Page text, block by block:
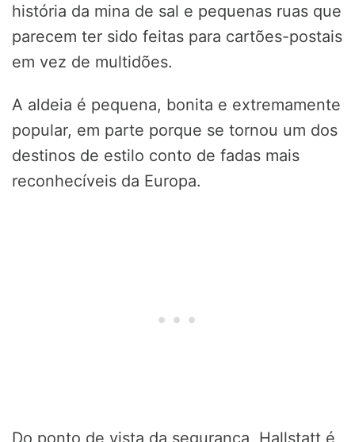
história da mina de sal e pequenas ruas que
parecem ter sido feitas para cartões-postais
em vez de multidões.
A aldeia é pequena, bonita e extremamente
popular, em parte porque se tornou um dos
destinos de estilo conto de fadas mais
reconhecíveis da Europa.